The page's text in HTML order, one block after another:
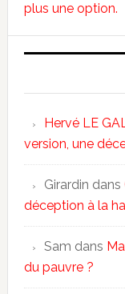
plus une option.
Hervé LE
version, une
Girardin dans
déception à la
Sam dans
du pauvre ?